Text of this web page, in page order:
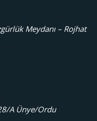
Meydanı – Rojhat
A Ünye/Ordu